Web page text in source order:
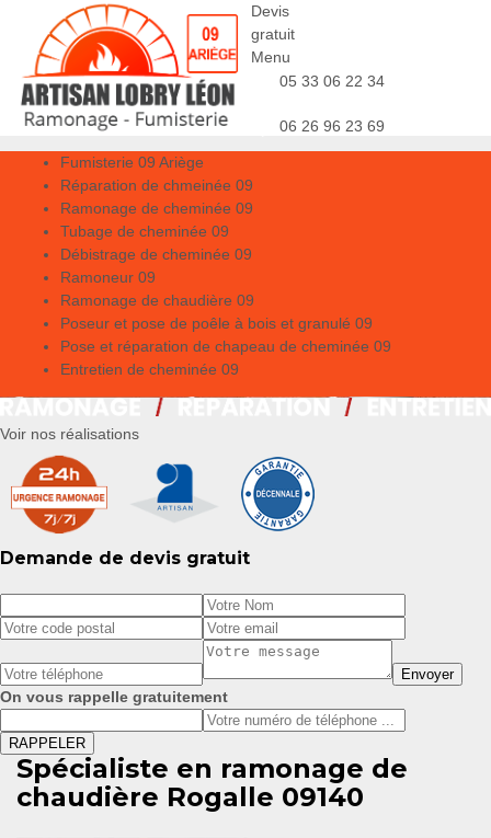
Devis
gratuit
Menu
05 33 06 22 34
06 26 96 23 69
Fumisterie 09 Ariège
Réparation de chmeinée 09
Ramonage de cheminée 09
Tubage de cheminée 09
Débistrage de cheminée 09
Ramoneur 09
Ramonage de chaudière 09
Poseur et pose de poêle à bois et granulé 09
Pose et réparation de chapeau de cheminée 09
Entretien de cheminée 09
Voir nos réalisations
Demande de devis gratuit
On vous rappelle gratuitement
Spécialiste en ramonage de
chaudière Rogalle 09140